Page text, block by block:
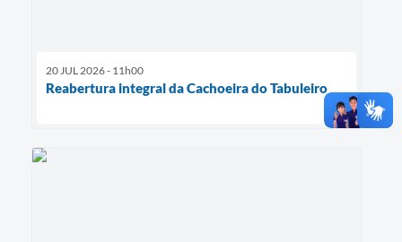
20 JUL 2026 - 11h00
Reabertura integral da Cachoeira do Tabuleiro